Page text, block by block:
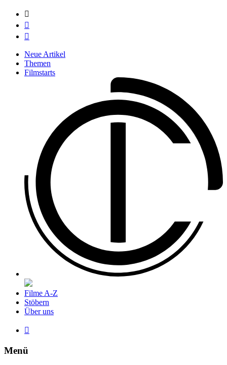



Neue Artikel
Themen
Filmstarts
Filme A-Z
Stöbern
Über uns

Menü